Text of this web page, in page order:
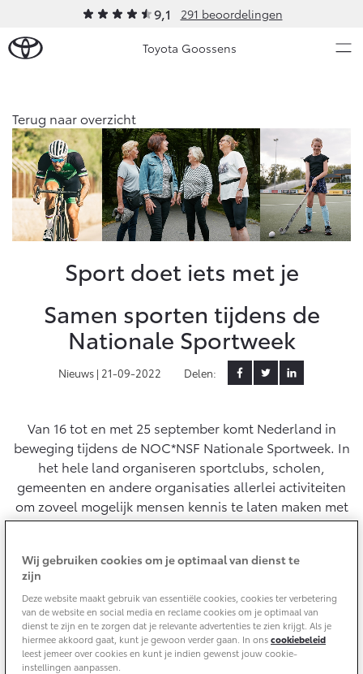
9,1 291 beoordelingen
Toyota Goossens
Ons bedrijf
Ons bedrijf
Onze medewerkers
Vacatures
Klantbeoordelingen
Contact en Route
Nieuws en Acties
Onderhoud
Onderhoud op Maat
Aircoservice
Toyota handleidingen
Toyota Service Documentatie (SIL)
Schade & Garantie
Toyota Pechhulp
Schade & Glasherstel
Toyota fabrieksgarantie
10 jaar Toyota garantie
10 jaar batterijgarantie
Werkplaatsafspraak maken
Contact en Route
Schade melden
Terug naar overzicht
Sport doet iets met je
Samen sporten tijdens de
Nationale Sportweek
Nieuws | 21-09-2022 Delen:
Van 16 tot en met 25 september komt Nederland in
beweging tijdens de NOC*NSF Nationale Sportweek. In
het hele land organiseren sportclubs, scholen,
gemeenten en andere organisaties allerlei activiteiten
om zoveel mogelijk mensen kennis te laten maken met
sport en beweging. Sport is namelijk gezond, leuk en
Daarover vertellen verschillende sporters, van de 8-
jarige hockeyster Benthe tot en met olympisch
schaatskampioen Kjeld Nuis.
Wij gebruiken cookies om je optimaal van dienst te
zijn
Deze website maakt gebruik van essentiële cookies, cookies ter verbetering
van de website en social media en reclame cookies om je optimaal van
dienst te zijn en te zorgen dat je relevante advertenties te zien krijgt. Als je
hiermee akkoord gaat, kunt je gewoon verder gaan. In onscookiebeleid
leest jemeer over cookies en kunt je indien gewenst jouw cookie-
instellingen aanpassen.